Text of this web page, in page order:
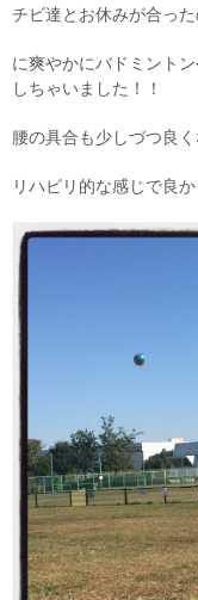
Blog
Contact
チビ達とお休みが合っ
に爽やかにバドミント
しちゃいました！！
腰の具合も少しづつ良
リハビリ的な感じで良